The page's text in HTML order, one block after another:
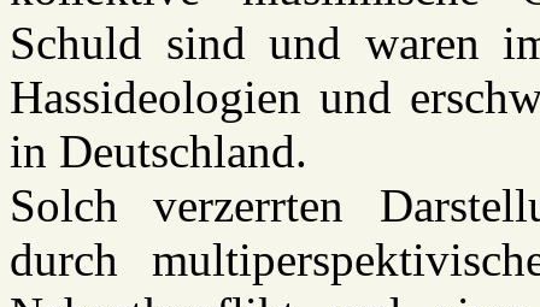
Schuld sind und waren
Hassideologien und
in Deutschland.
Solch verzerrten
durch